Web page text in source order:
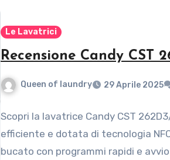
Le Lavatrici
Recensione Candy CST
Queen of laundry 29 Aprile 2025
Scopri la lavatrice Candy CST
efficiente e dotata di tecnologia
bucato con programmi rapidi e